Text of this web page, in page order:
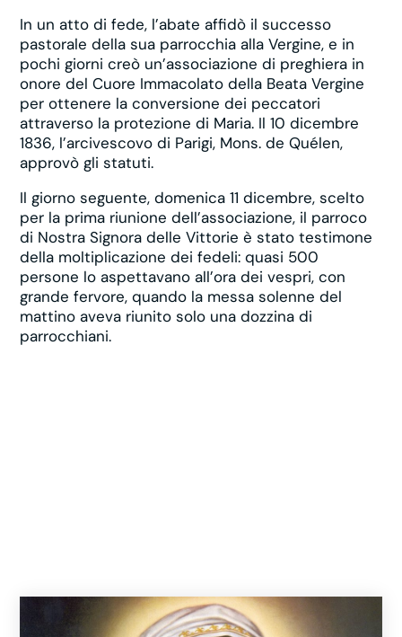
In un atto di fede, l’abate affidò il successo
pastorale della sua parrocchia alla Vergine, e in
pochi giorni creò un’associazione di preghiera in
onore del Cuore Immacolato della Beata Vergine
per ottenere la conversione dei peccatori
attraverso la protezione di Maria. Il 10 dicembre
1836, l’arcivescovo di Parigi, Mons. de Quélen,
approvò gli statuti.
Il giorno seguente, domenica 11 dicembre, scelto
per la prima riunione dell’associazione, il parroco
di Nostra Signora delle Vittorie è stato testimone
della moltiplicazione dei fedeli: quasi 500
persone lo aspettavano all’ora dei vespri, con
grande fervore, quando la messa solenne del
mattino aveva riunito solo una dozzina di
parrocchiani.